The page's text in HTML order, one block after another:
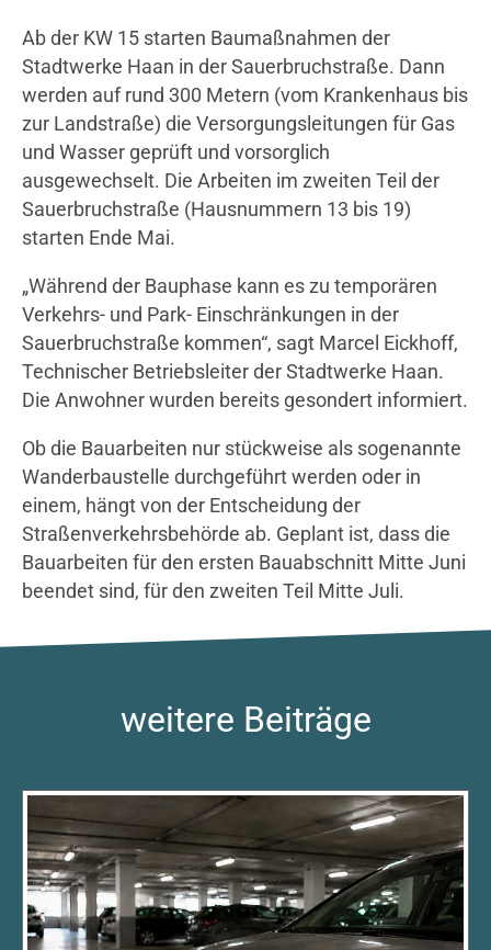
Ab der KW 15 starten Baumaßnahmen der
Stadtwerke Haan in der Sauerbruchstraße. Dann
werden auf rund 300 Metern (vom Krankenhaus bis
zur Landstraße) die Versorgungsleitungen für Gas
und Wasser geprüft und vorsorglich
ausgewechselt. Die Arbeiten im zweiten Teil der
Sauerbruchstraße (Hausnummern 13 bis 19)
starten Ende Mai.
„Während der Bauphase kann es zu temporären
Verkehrs- und Park- Einschränkungen in der
Sauerbruchstraße kommen“, sagt Marcel Eickhoff,
Technischer Betriebsleiter der Stadtwerke Haan.
Die Anwohner wurden bereits gesondert informiert.
Ob die Bauarbeiten nur stückweise als sogenannte
Wanderbaustelle durchgeführt werden oder in
einem, hängt von der Entscheidung der
Straßenverkehrsbehörde ab. Geplant ist, dass die
Bauarbeiten für den ersten Bauabschnitt Mitte Juni
beendet sind, für den zweiten Teil Mitte Juli.
weitere Beiträge